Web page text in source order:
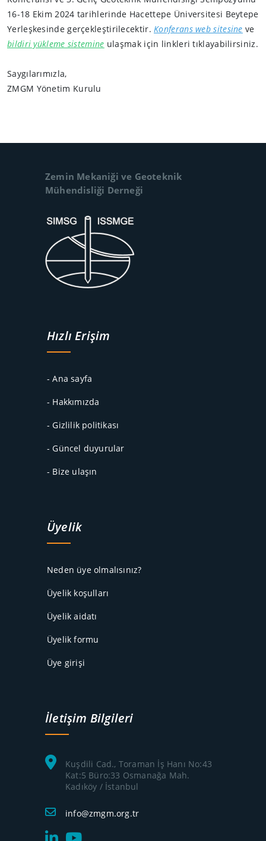
16-18 Ekim 2024 tarihlerinde Hacettepe Üniversitesi Beytepe
Yerleşkesinde gerçekleştirilecektir.Konferans web sitesine ve
bildiri yükleme sistemine ulaşmak için linkleri tıklayabilirsiniz.
Saygılarımızla,
ZMGM Yönetim Kurulu
Zemin Mekaniği ve Geoteknik
Mühendisliği Derneği
Hızlı Erişim
- Ana sayfa
- Hakkımızda
- Gizlilik politikası
- Güncel duyurular
- Bize ulaşın
Üyelik
Neden üye olmalısınız?
Üyelik koşulları
Üyelik aidatı
Üyelik formu
Üye girişi
İletişim Bilgileri
Kuşdili Cad., Toraman İş Hanı No:43
Kat:5 Büro:33 Osmanağa Mah.
Kadıköy / İstanbul
info@zmgm.org.tr